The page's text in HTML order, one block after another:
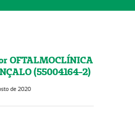
OFTALMOCLÍNICA
(55004164-2)
de 2020